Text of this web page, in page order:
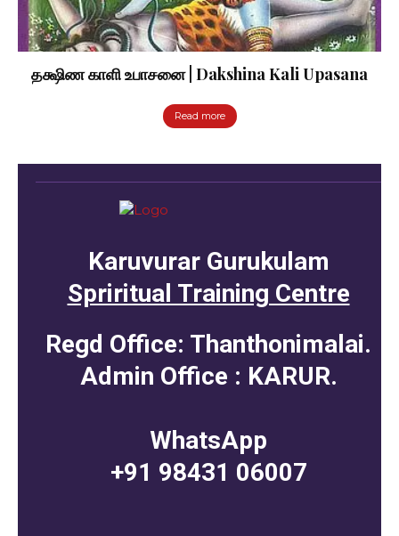
தக்ஷிண காளி உபாசனை | Dakshina Kali Upasana
Read more
Karuvurar Gurukulam
Spriritual Training Centre
Regd Office: Thanthonimalai.
Admin Office : KARUR.
WhatsApp
+91 98431 06007